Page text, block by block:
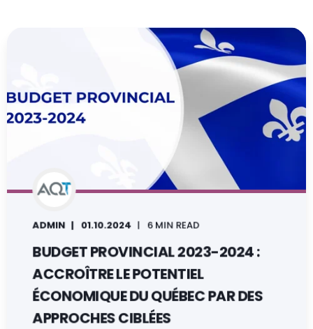
ADMIN 01.10.2024 6 MIN READ
BUDGET PROVINCIAL 2023-2024 :
ACCROÎTRE LE POTENTIEL
ÉCONOMIQUE DU QUÉBEC PAR DES
APPROCHES CIBLÉES